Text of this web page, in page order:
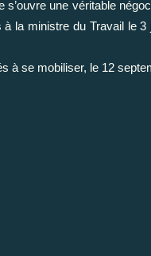
une véritable
la ministre du Travail le
à se mobiliser, le 12